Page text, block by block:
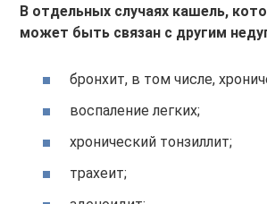
В отдельных случаях кашель,
может быть связан с другим
бронхит, в том числе,
воспаление легких;
хронический тонзиллит;
трахеит;